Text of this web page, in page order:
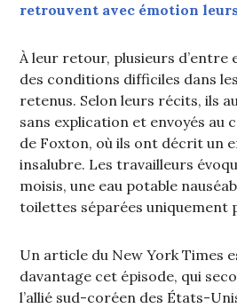
retrouvent avec émotion
À leur retour, plusieurs d’entre
des conditions difficiles dans
retenus. Selon leurs récits, ils
sans explication et envoyés au
de Foxton, où ils ont décrit un
insalubre. Les travailleurs
moisis, une eau potable
toilettes séparées uniquement
Un article du New York Times
davantage cet épisode, qui
l’allié sud-coréen des États-